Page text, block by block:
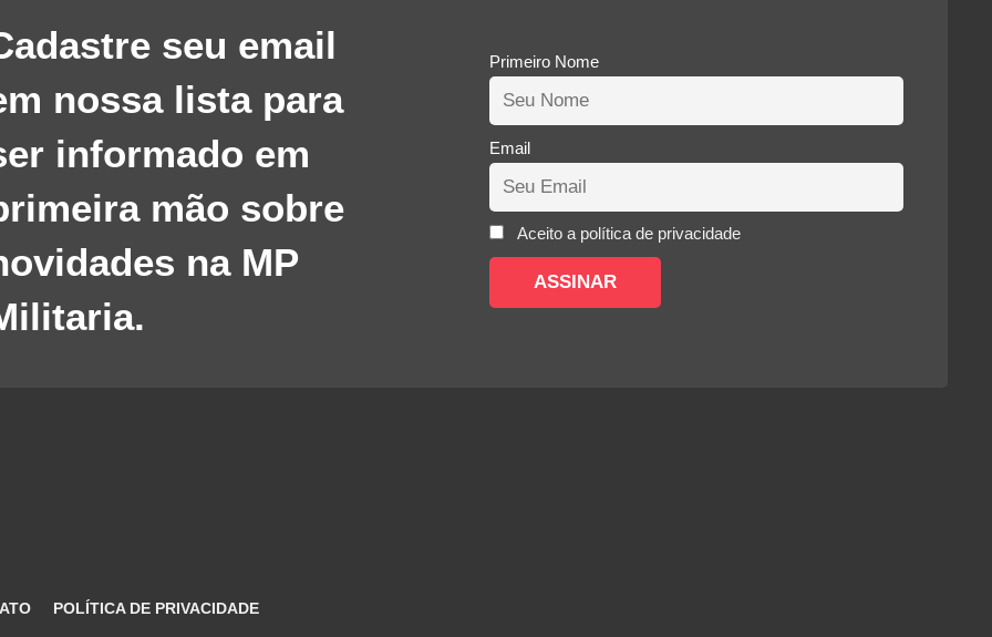
seu email
nossa lista para
informado em
mão sobre
na MP
Primeiro Nome
Email
Aceito a política de privacidade
POLÍTICA DE PRIVACIDADE